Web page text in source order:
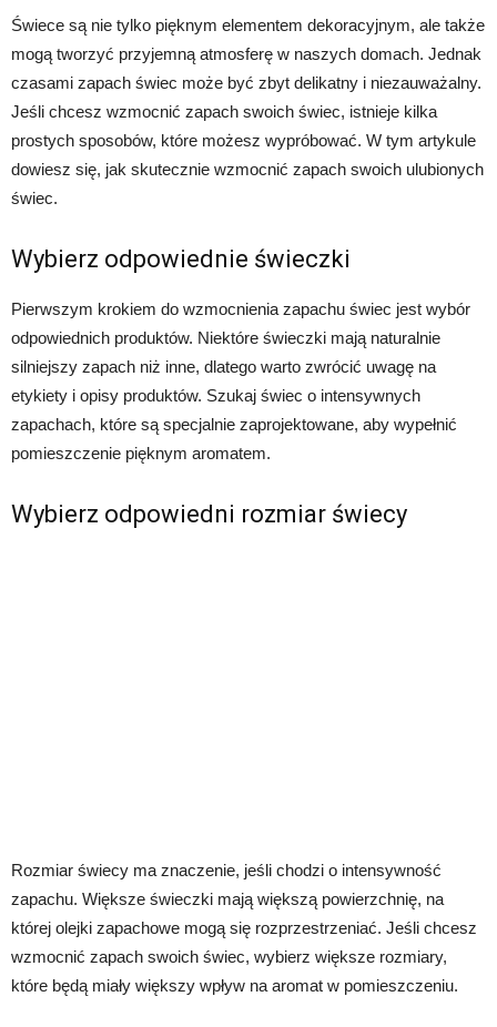
Świece są nie tylko pięknym elementem dekoracyjnym, ale także
mogą tworzyć przyjemną atmosferę w naszych domach. Jednak
czasami zapach świec może być zbyt delikatny i niezauważalny.
Jeśli chcesz wzmocnić zapach swoich świec, istnieje kilka
prostych sposobów, które możesz wypróbować. W tym artykule
dowiesz się, jak skutecznie wzmocnić zapach swoich ulubionych
świec.
Wybierz odpowiednie świeczki
Pierwszym krokiem do wzmocnienia zapachu świec jest wybór
odpowiednich produktów. Niektóre świeczki mają naturalnie
silniejszy zapach niż inne, dlatego warto zwrócić uwagę na
etykiety i opisy produktów. Szukaj świec o intensywnych
zapachach, które są specjalnie zaprojektowane, aby wypełnić
pomieszczenie pięknym aromatem.
Wybierz odpowiedni rozmiar świecy
Rozmiar świecy ma znaczenie, jeśli chodzi o intensywność
zapachu. Większe świeczki mają większą powierzchnię, na
której olejki zapachowe mogą się rozprzestrzeniać. Jeśli chcesz
wzmocnić zapach swoich świec, wybierz większe rozmiary,
które będą miały większy wpływ na aromat w pomieszczeniu.